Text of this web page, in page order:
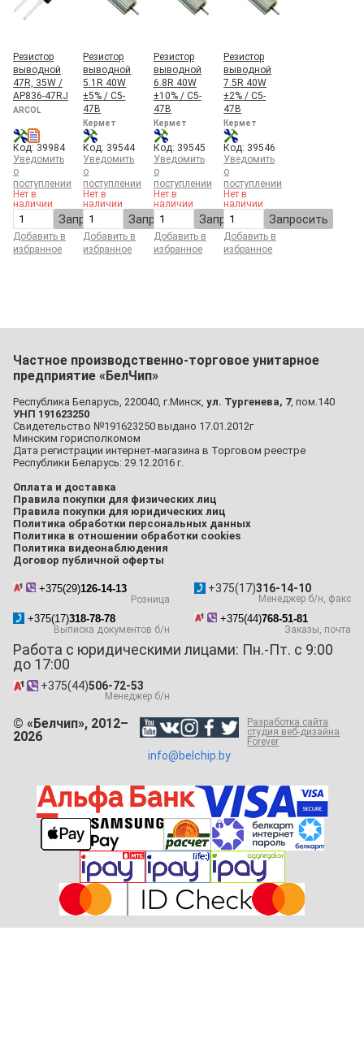
Резистор
выводной
47R, 35W /
AP836-47RJ
ARCOL
Код: 39984
Уведомить
о
поступлении
Нет в
наличии
Запросить
Добавить в
избранное
Резистор
выводной
5.1R 40W
±5% / С5-
47В
Кермет
Код: 39544
Уведомить
о
поступлении
Нет в
наличии
Запросить
Добавить в
избранное
Резистор
выводной
6.8R 40W
±10% / С5-
47В
Кермет
Код: 39545
Уведомить
о
поступлении
Нет в
наличии
Запросить
Добавить в
избранное
Резистор
выводной
7.5R 40W
±2% / С5-
47В
Кермет
Код: 39546
Уведомить
о
поступлении
Нет в
наличии
Запросить
Добавить в
избранное
Частное производственно-торговое унитарное
предприятие «БелЧип»
Республика Беларусь, 220040, г.Минск, ул. Тургенева, 7, пом.140
УНП 191623250
Свидетельство №191623250 выдано 17.01.2012г
Минским горисполкомом
Дата регистрации интернет-магазина в Торговом реестре
Республики Беларусь: 29.12.2016 г.
Оплата и доставка
Правила покупки для физических лиц
Правила покупки для юридических лиц
Политика обработки персональных данных
Политика в отношении обработки cookies
Политика видеонаблюдения
Договор публичной оферты
+375(29)126-14-13
Розница
+375(17)316-14-10
Менеджер б/н, факс
+375(17)318-78-78
Выписка документов б/н
+375(44)768-51-81
Заказы, почта
+375(44)506-72-53
Менеджер б/н
Работа с юридическими лицами: Пн.-Пт. с 9:00
до 17:00
info@belchip.by
© «Белчип», 2012–
2026
Разработка сайта
студия веб-дизайна
Forever